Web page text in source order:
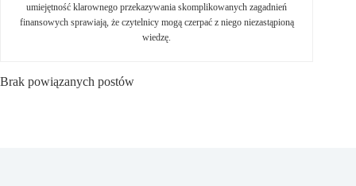
umiejętność klarownego przekazywania skomplikowanych zagadnień
finansowych sprawiają, że czytelnicy mogą czerpać z niego niezastąpioną
wiedzę.
Brak powiązanych postów